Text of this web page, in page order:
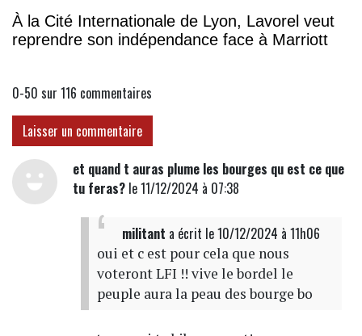
À la Cité Internationale de Lyon, Lavorel veut
reprendre son indépendance face à Marriott
0-50 sur 116 commentaires
Laisser un commentaire
et quand t auras plume les bourges qu est ce que
tu feras?le 11/12/2024 à 07:38
militant a écrit le 10/12/2024 à 11h06
oui et c est pour cela que nous
voteront LFI !! vive le bordel le
peuple aura la peau des bourge bo